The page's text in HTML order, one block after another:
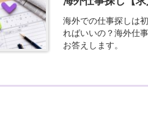
海外での仕事探しは
ればいいの？海外仕
お答えします。